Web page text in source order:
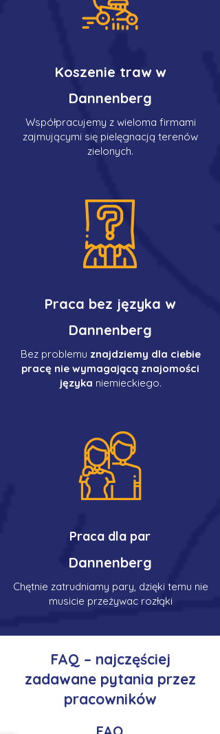
Koszenie traw w
Dannenberg
Współpracujemy z wieloma firmami
zajmującymi się pielęgnacją terenów
zielonych.
Praca bez języka w
Dannenberg
Bez problemu znajdziemy dla ciebie
pracę nie wymagającą znajomości
języka niemieckiego.
Praca dla par
Dannenberg
Chętnie zatrudniamy pary, dzięki temu nie
musicie przeżywac rozłąki
FAQ – najczęściej
zadawane pytania przez
pracowników